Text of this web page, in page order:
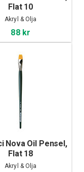
Flat 10
Akryl & Olja
88 kr
Nova Oil Pensel,
Flat 18
Akryl & Olja